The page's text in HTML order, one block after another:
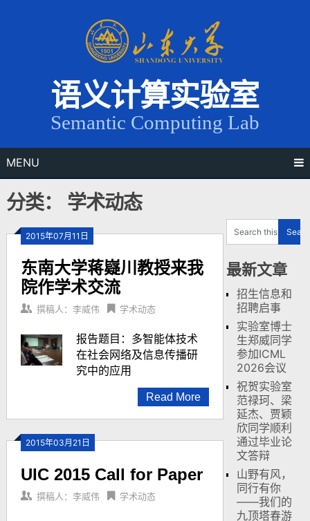
语义计算实验室
Semantic Computing Lab
MENU
分类： 学术动态
2015年07月11日
东南大学蒋嶷川教授来我
院作学术交流
撰稿人：李威伟 学术动态
报告题目：多智能体技术
在社会网络及信息传播研
究中的应用
Read More
2015年03月21日
UIC 2015 Call for Paper
撰稿人：李威伟 学术动态
最新文章
招生信息和
招聘启事
实验室博士
生郑威同学
参加ICML
2026会议
祝贺实验室
范禄珂、梁
延杰、贾颖
欣同学顺利
通过毕业论
文答辩
山野有风，
同行有你
——我们的
九顶塔春游